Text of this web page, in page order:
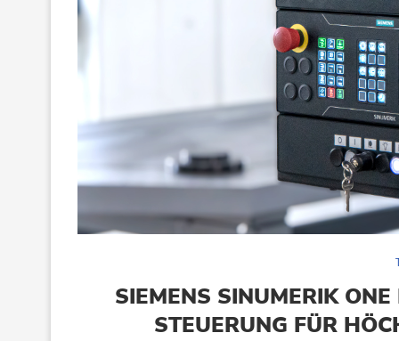
SIEMENS SINUMERIK
STEUERUNG FÜR